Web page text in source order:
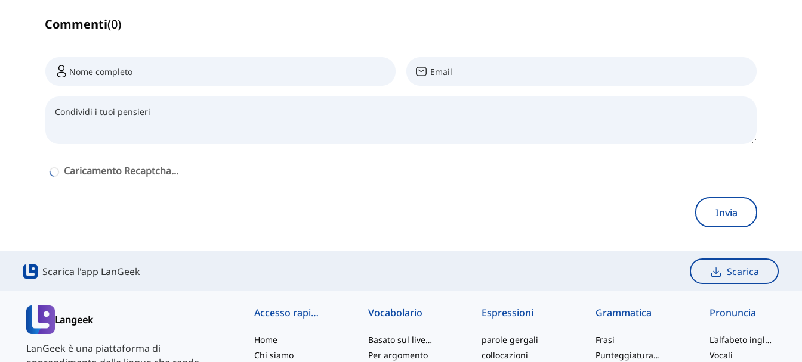
Commenti(0)
Caricamento Recaptcha...
Invia
Scarica l'app LanGeek Scarica
Langeek
LanGeek è una piattaforma di
Accesso rapido
Home
Chi siamo
Vocabolario
Basato sul livello
Per argomento
Espressioni
parole gergali
collocazioni
Grammatica
Frasi
Punteggiatura e Ortografia
Pronuncia
L'alfabeto inglese
Vocali